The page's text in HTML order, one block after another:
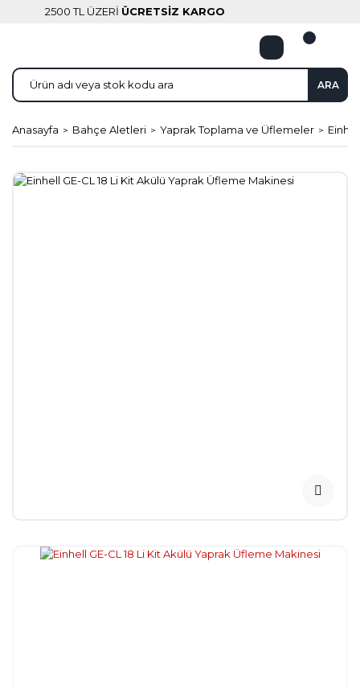
2500 TL ÜZERİ ÜCRETSİZ KARGO
ARA
Anasayfa Bahçe Aletleri Yaprak Toplama ve Üflemeler